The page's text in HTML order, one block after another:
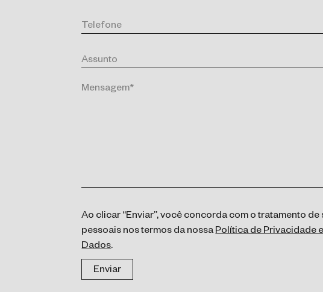
Ao clicar “Enviar”, você concorda com o tratamento de
pessoais nos termos da nossaPolítica de Privacidade
Dados.